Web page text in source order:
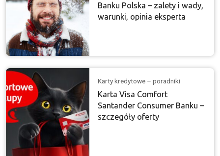
Banku Polska – zalety i wady,
warunki, opinia eksperta
Karty kredytowe – poradniki
Karta Visa Comfort
Santander Consumer Banku –
szczegóły oferty